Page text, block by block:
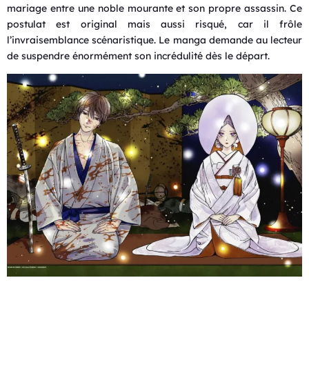
mariage entre une noble mourante et son propre assassin. Ce
postulat est original mais aussi risqué, car il frôle
l’invraisemblance scénaristique. Le manga demande au lecteur
de suspendre énormément son incrédulité dès le départ.